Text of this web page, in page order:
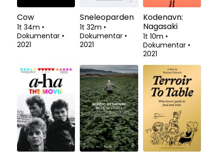
Cow
1t 34m •
Dokumentar •
2021
Sneleoparden
1t 32m •
Dokumentar •
2021
Kodenavn:
Nagasaki
1t 10m •
Dokumentar •
2021